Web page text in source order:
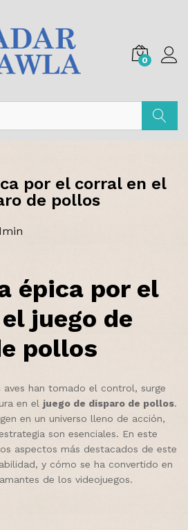
0
por el corral en el
de pollos
épica por el
juego de
pollos
aves han tomado el control, surge
en el juego de disparo de pollos.
en un universo lleno de acción,
son esenciales. En este
aspectos más destacados de este
y cómo se ha convertido en
de los videojuegos.